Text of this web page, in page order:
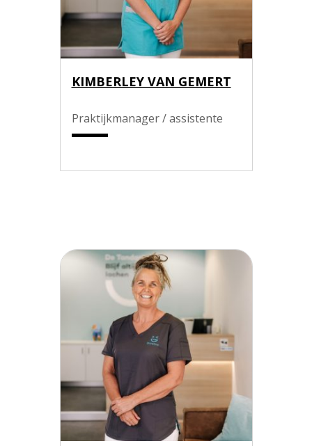
KIMBERLEY VAN GEMERT
Praktijkmanager / assistente